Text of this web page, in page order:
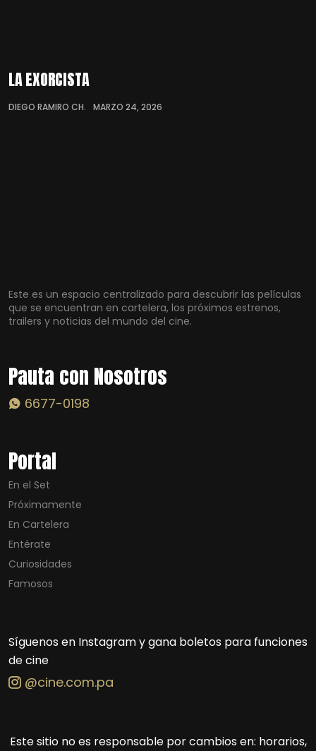
LA EXORCISTA
DIEGO RAMIRO CH. MARZO 24, 2026
Este es un espacio centralizado para descubrir las películas
que se encuentran en cartelera, los próximos estrenos,
trailers y noticias del mundo del cine.
Pauta con Nosotros
6677-0198
Portal
En el Set
Próximamente
En Cartelera
Entérate
Curiosidades
Famosos
Síguenos en Instagram y gana boletos para funciones
de cine
@cine.com.pa
Este sitio no es responsable por cambios en: horarios,